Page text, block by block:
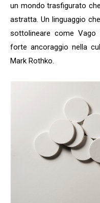
un mondo trasfigurato
astratta. Un linguaggio
sottolineare come Vago
forte ancoraggio nella
Mark Rothko.Mercato
Tiffany e
Completa il